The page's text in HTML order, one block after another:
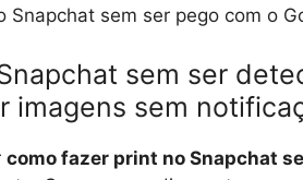
Snapchat sem ser pego com o
sem ser
imagens sem
como fazer print no Snapchat